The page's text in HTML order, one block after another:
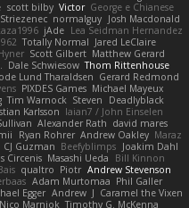
scott bilby Victor George e Chianese
normalguy Josh Macdonald
jAde Lea Seidman Hernandez
Totally Normal Jared LeClaire
Scott Gilbert Matthew Gerard
Dale Schwiesow Thom Rittenhouse
Lund Tharaldsen Gerard Redmond
PIXDES Games Michael Mayeux
Tim Warnock Steven
Deadlyblack
Karlsson Iaian7 / John Einselen
Alexander Rath david mares
Ryan Rohrer Andrew Oakley Maraz
CJ Guzman Beefyblimps Joakim Dahl
Circenis Masashi Ueda
Bill Kinnon
qualtro Piotr Andrew Stevenson
Adam Murtomaa Phil Galler
Egger Andrew J Caramel the Vixen
Nico Marniok Timothy G. McKenna